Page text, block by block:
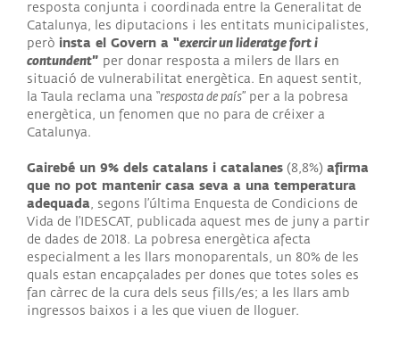
resposta conjunta i coordinada entre la Generalitat de
Catalunya, les diputacions i les entitats municipalistes,
però insta el Govern a “exercir un lideratge fort i
contundent” per donar resposta a milers de llars en
situació de vulnerabilitat energètica. En aquest sentit,
la Taula reclama una “resposta de país” per a la pobresa
energètica, un fenomen que no para de créixer a
Catalunya.
Gairebé un 9% dels catalans i catalanes (8,8%) afirma
que no pot mantenir casa seva a una temperatura
adequada, segons l’última Enquesta de Condicions de
Vida de l’IDESCAT, publicada aquest mes de juny a partir
de dades de 2018. La pobresa energètica afecta
especialment a les llars monoparentals, un 80% de les
quals estan encapçalades per dones que totes soles es
fan càrrec de la cura dels seus fills/es; a les llars amb
ingressos baixos i a les que viuen de lloguer.